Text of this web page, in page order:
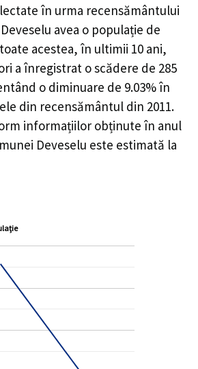
în urma recensământului
avea o populație de
acestea, în ultimii 10 ani,
a înregistrat oscădere de 285
o diminuare de 9.03%în
din recensământul din 2011.
informațiilor obținute în anul
Deveselu este estimată la